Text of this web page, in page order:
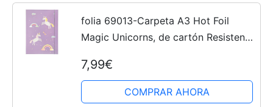
folia 69013-Carpeta A3 Hot Foil
Magic Unicorns, de cartón Resistente
Bringmann 69013)
7,99€
COMPRAR AHORA